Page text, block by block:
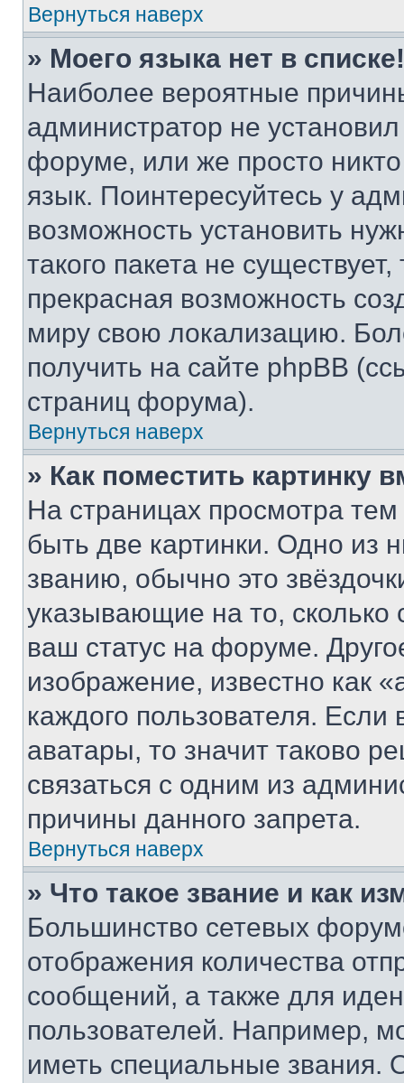
Вернуться наверх
» Моего языка нет в списке!
Наиболее вероятные
администратор не
форуме, или же просто
язык. Поинтересуйтесь у
возможность установить
такого пакета не
прекрасная возможность
миру свою локализацию.
получить на сайте phpBB
страниц форума).
Вернуться наверх
» Как поместить картинку
На страницах просмотра
быть две картинки. Одно из
званию, обычно это
указывающие на то,
ваш статус на форуме.
изображение, известно как
каждого пользователя.
аватары, то значит таково
связаться с одним из
причины данного запрета.
Вернуться наверх
» Что такое звание и как
Большинство сетевых
отображения количества
сообщений, а также для
пользователей. Например,
иметь специальные звания.